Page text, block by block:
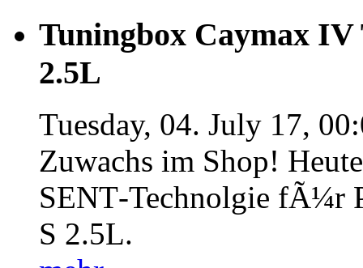
Tuningbox Caymax IV
2.5L
Tuesday, 04. July 17,
Zuwachs im Shop!
SENT‐Technolgie fÃ¼r
S 2.5L.